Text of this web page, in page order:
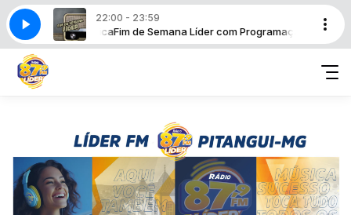
22:00 - 23:59
Automática Fim de Semana Líder com Programação Automática